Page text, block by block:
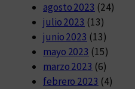
agosto 2023 (24)
julio 2023 (13)
junio 2023 (13)
mayo 2023 (15)
marzo 2023 (6)
febrero 2023 (4)